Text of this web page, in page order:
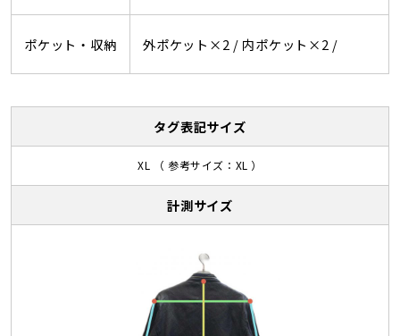
ポケット・収納 外ポケット×2 / 内ポケット×2 /
タグ表記サイズ
XL （ 参考サイズ：XL ）
計測サイズ